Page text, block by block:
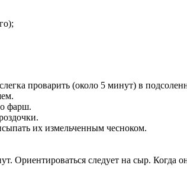
проварить (около 5 минут) в
фарш.
их измельченным чесноком.
Ориентироваться следует на сыр. Когда